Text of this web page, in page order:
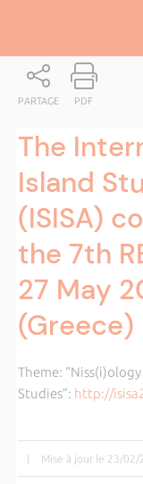
PARTAGE PDF
The
Island
(ISISA)
the 7th
27 May
(Greece)
Theme:
Studies”: http://
| Mise à jour le 23/02/